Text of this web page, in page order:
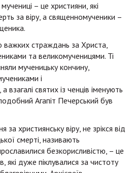
– це християни, які
за віру, а священномученики –
важких страждань за Христа,
та великомученицями. Ті
мученицьку кончину,
і
святих із ченців іменують
Агапіт Печерський був
християнську віру, не зрікся від
смерті, називають
безкорисливістю, – це
які дуже піклувалися за чистоту